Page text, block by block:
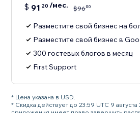
$ 91 20 /мес. $9600
Разместите свой бизнес на
Разместите свой бизнес в
300 гостевых блогов в месяц
First Support
* Цена указана в USD.
* Скидка действует до 23:59 UTC 9 августа